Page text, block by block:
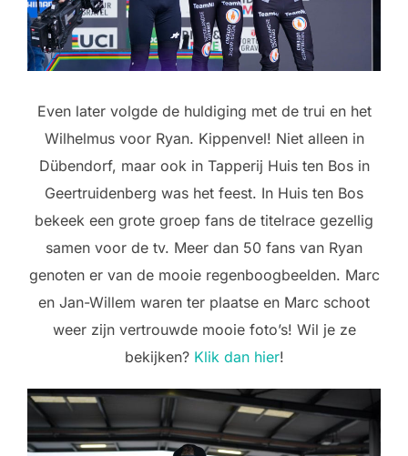
Even later volgde de huldiging met de trui en het
Wilhelmus voor Ryan. Kippenvel! Niet alleen in
Dübendorf, maar ook in Tapperij Huis ten Bos in
Geertruidenberg was het feest. In Huis ten Bos
bekeek een grote groep fans de titelrace gezellig
samen voor de tv. Meer dan 50 fans van Ryan
genoten er van de mooie regenboogbeelden. Marc
en Jan-Willem waren ter plaatse en Marc schoot
weer zijn vertrouwde mooie foto’s! Wil je ze
bekijken? Klik dan hier!